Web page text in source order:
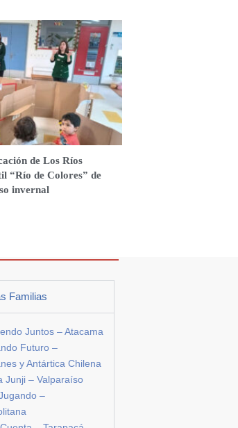
de Los Ríos
“Río de Colores” de
invernal
Familias
Juntos – Atacama
Futuro –
y Antártica Chilena
Junji – Valparaíso
–